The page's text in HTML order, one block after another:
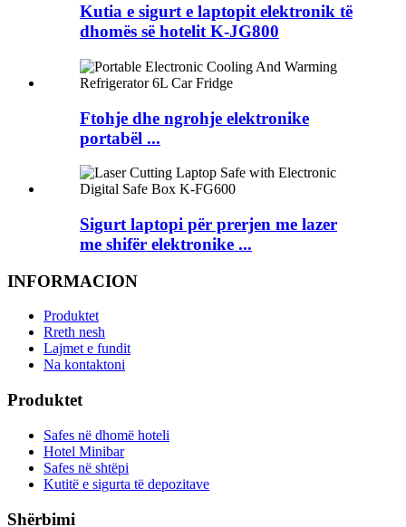
Kutia e sigurt e laptopit elektronik të
dhomës së hotelit K-JG800
Ftohje dhe ngrohje elektronike
portabël ...
Sigurt laptopi për prerjen me lazer
me shifër elektronike ...
INFORMACION
Produktet
Rreth nesh
Lajmet e fundit
Na kontaktoni
Produktet
Safes në dhomë hoteli
Hotel Minibar
Safes në shtëpi
Kutitë e sigurta të depozitave
Shërbimi